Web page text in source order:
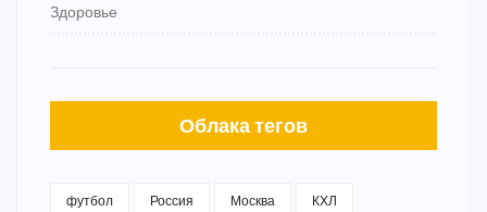
Здоровье
Облака тегов
футбол Россия Москва КХЛ